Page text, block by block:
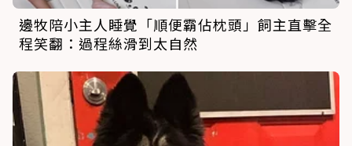
邊牧陪小主人睡覺「順便霸佔枕頭」飼主直擊全
程笑翻：過程絲滑到太自然